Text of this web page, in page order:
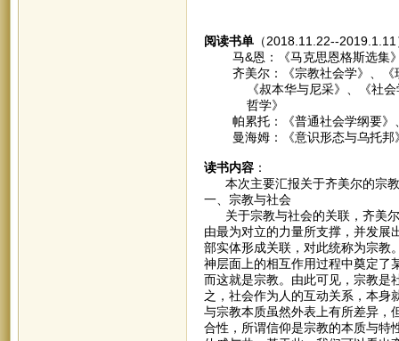
阅读书单（2018.11.22--2019.1.11
马&恩：《马克思恩格斯选集
齐美尔：《宗教社会学》、《现
《叔本华与尼采》、《社会学
哲学》
帕累托：《普通社会学纲要》
曼海姆：《意识形态与乌托邦
读书内容：
本次主要汇报关于齐美尔的宗教
一、宗教与社会
关于宗教与社会的关联，齐美尔
由最为对立的力量所支撑，并发展
部实体形成关联，对此统称为宗教
神层面上的相互作用过程中奠定了
而这就是宗教。由此可见，宗教是
之，社会作为人的互动关系，本身
与宗教本质虽然外表上有所差异，
合性，所谓信仰是宗教的本质与特